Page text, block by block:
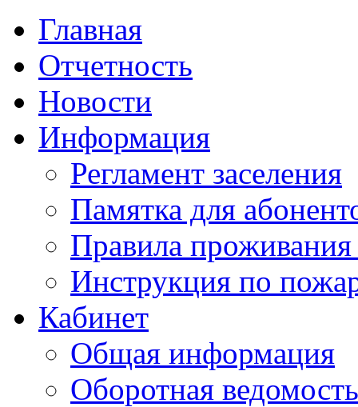
Главная
Отчетность
Новости
Информация
Регламент заселения
Памятка для
Правила
Инструкция по
Кабинет
Общая информация
Оборотная ведомость